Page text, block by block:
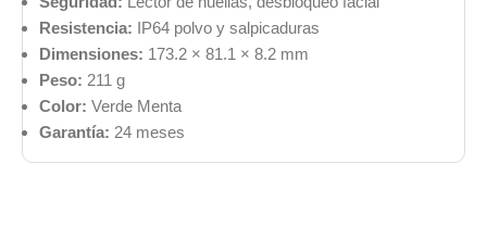
Resistencia: IP64 polvo y salpicaduras
Dimensiones: 173.2 × 81.1 × 8.2 mm
Peso: 211 g
Color: Verde Menta
Garantía: 24 meses